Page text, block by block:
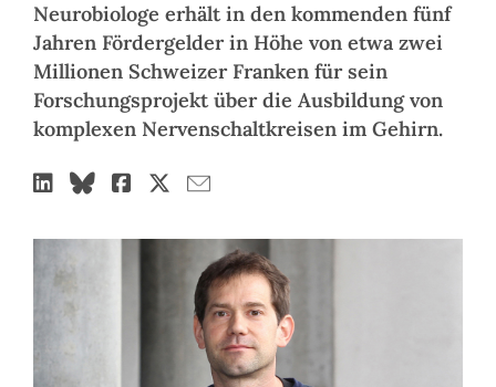
Neurobiologe erhält in den kommenden fünf
Jahren Fördergelder in Höhe von etwa zwei
Millionen Schweizer Franken für sein
Forschungsprojekt über die Ausbildung von
komplexen Nervenschaltkreisen im Gehirn.